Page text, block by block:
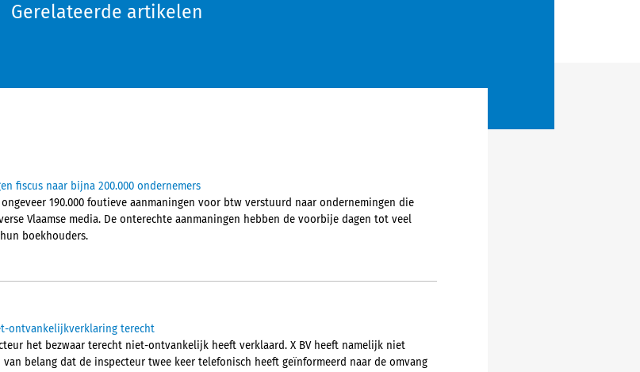
Gerelateerde artikelen
fiscus naar bijna 200.000 ondernemers
ongeveer 190.000 foutieve aanmaningen voor btw verstuurd naar ondernemingen die
Vlaamse media. De onterechte aanmaningen hebben de voorbije dagen tot veel
boekhouders.
ontvankelijkverklaring terecht
het bezwaar terecht niet-ontvankelijk heeft verklaard. X BV heeft namelijk niet
belang dat de inspecteur twee keer telefonisch heeft geïnformeerd naar de omvang